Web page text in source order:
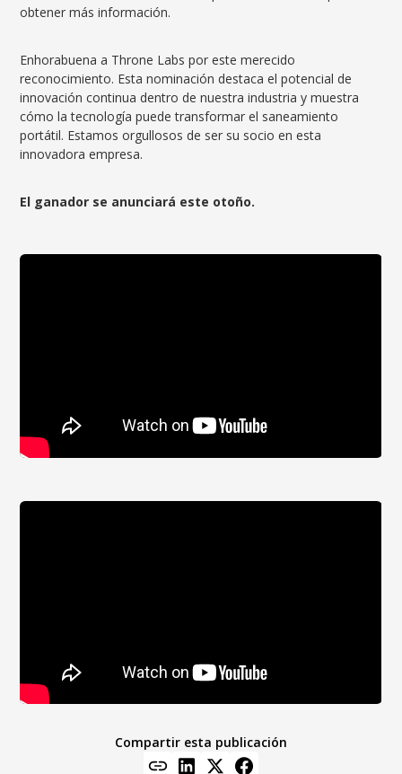
obtener más información.
Enhorabuena a Throne Labs por este merecido
reconocimiento. Esta nominación destaca el potencial de
innovación continua dentro de nuestra industria y muestra
cómo la tecnología puede transformar el saneamiento
portátil. Estamos orgullosos de ser su socio en esta
innovadora empresa.
El ganador se anunciará este otoño.
Compartir esta publicación